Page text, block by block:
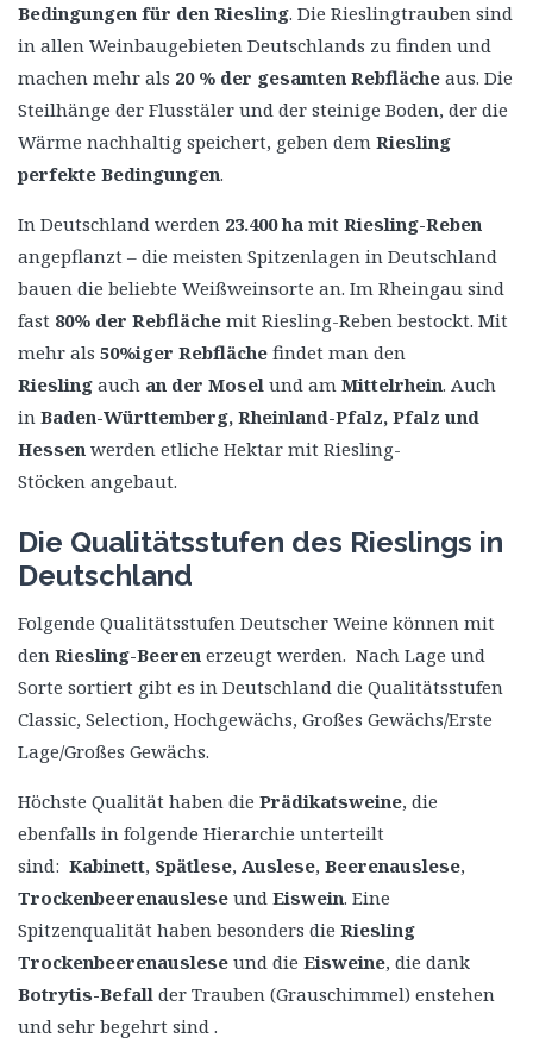
Bedingungen für den Riesling. Die Rieslingtrauben sind
in allen Weinbaugebieten Deutschlands zu finden und
machen mehr als 20 % der gesamten Rebfläche aus. Die
Steilhänge der Flusstäler und der steinige Boden, der die
Wärme nachhaltig speichert, geben dem Riesling
perfekte Bedingungen.
In Deutschland werden 23.400 ha mit Riesling-Reben
angepflanzt – die meisten Spitzenlagen in Deutschland
bauen die beliebte Weißweinsorte an. Im Rheingau sind
fast 80% der Rebfläche mit Riesling-Reben bestockt. Mit
mehr als 50%iger Rebfläche findet man den
Riesling auch an der Mosel und am Mittelrhein. Auch
in Baden-Württemberg, Rheinland-Pfalz, Pfalz und
Hessen werden etliche Hektar mit Riesling-
Stöcken angebaut.
Die Qualitätsstufen des Rieslings in
Deutschland
Folgende Qualitätsstufen Deutscher Weine können mit
den Riesling-Beeren erzeugt werden. Nach Lage und
Sorte sortiert gibt es in Deutschland die Qualitätsstufen
Classic, Selection, Hochgewächs, Großes Gewächs/Erste
Lage/Großes Gewächs.
Höchste Qualität haben die Prädikatsweine, die
ebenfalls in folgende Hierarchie unterteilt
sind: Kabinett, Spätlese, Auslese, Beerenauslese,
Trockenbeerenauslese und Eiswein. Eine
Spitzenqualität haben besonders die Riesling
Trockenbeerenauslese und die Eisweine, die dank
Botrytis-Befall der Trauben (Grauschimmel) enstehen
und sehr begehrt sind .